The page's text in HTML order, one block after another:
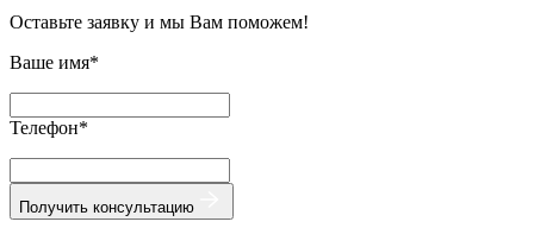
Оставьте заявку и мы Вам поможем!
Ваше имя*
Телефон*
Получить консультацию